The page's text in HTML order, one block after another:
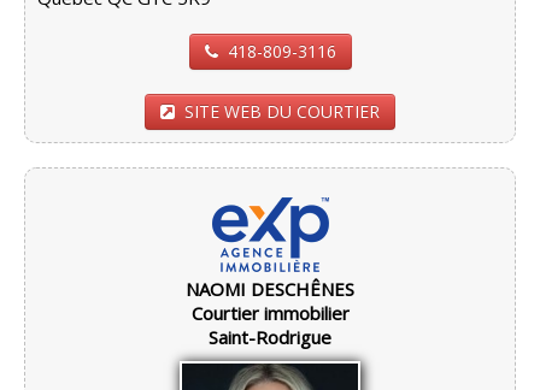
418-809-3116
SITE WEB DU COURTIER
NAOMI DESCHÊNES
Courtier immobilier
Saint-Rodrigue